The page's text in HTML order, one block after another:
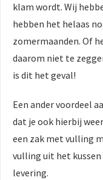
klam wordt. Wij
hebben het helaas
zomermaanden. Of
daarom niet te
is dit het geval!
Een ander voordeel
dat je ook hierbij
een zak met vulling
vulling uit het
levering.